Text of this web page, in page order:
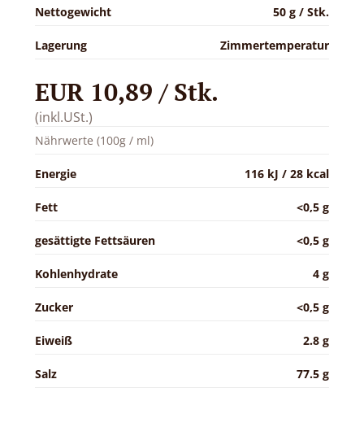
Nettogewicht 50 g / Stk.
Lagerung Zimmertemperatur
EUR 10,89 / Stk.
(inkl.USt.)
Nährwerte (100g / ml)
Energie 116 kJ / 28 kcal
Fett <0,5 g
gesättigte Fettsäuren <0,5 g
Kohlenhydrate 4 g
Zucker <0,5 g
Eiweiß 2.8 g
Salz 77.5 g